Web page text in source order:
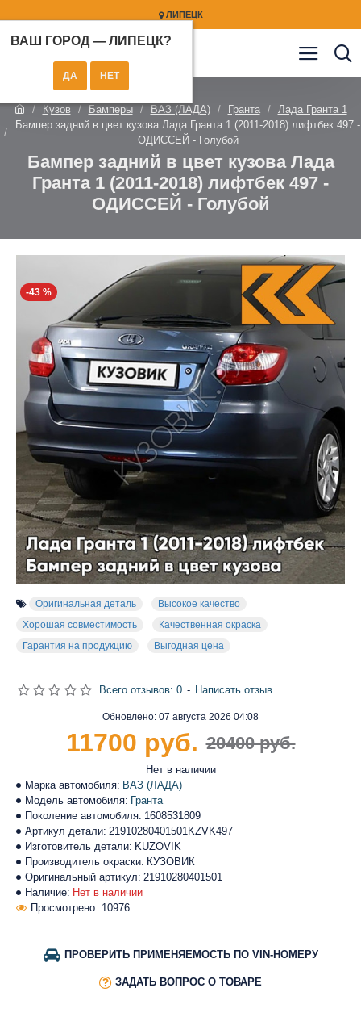
ЛИПЕЦК
ВАШ ГОРОД — ЛИПЕЦК?
Кузов Бамперы ВАЗ (ЛАДА) Гранта
Лада Гранта 1
Бампер задний в цвет кузова Лада Гранта 1 (2011-2018) лифтбек 497 -
ОДИССЕЙ - Голубой
Бампер задний в цвет кузова Лада
Гранта 1 (2011-2018) лифтбек 497 -
ОДИССЕЙ - Голубой
-43 %
Оригинальная деталь
Высокое качество
Хорошая совместимость
Качественная окраска
Гарантия на продукцию
Выгодная цена
Наличие: Нет в наличии
Марка автомобиля: ВАЗ (ЛАДА)
Модель автомобиля: Гранта
Поколение автомобиля: 1608531809
Артикул детали: 21910280401501KZVK497
Изготовитель детали: KUZOVIK
Производитель окраски: КУЗОВИК
Оригинальный артикул: 21910280401501
Просмотрено: 10976
Обновлено: 07 августа 2026 04:08
Нет в наличии
Всего отзывов: 0 - Написать отзыв
20400 руб.
11700 руб.
ПРОВЕРИТЬ ПРИМЕНЯЕМОСТЬ ПО VIN-НОМЕРУ
ЗАДАТЬ ВОПРОС О ТОВАРЕ